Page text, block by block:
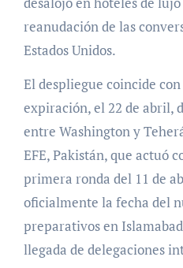
reanudación de las
Estados Unidos.
El despliegue coincide
expiración, el 22 de abril,
entre Washington y
EFE, Pakistán, que actuó
primera ronda del 11 de
oficialmente la fecha del
preparativos en
llegada de delegaciones